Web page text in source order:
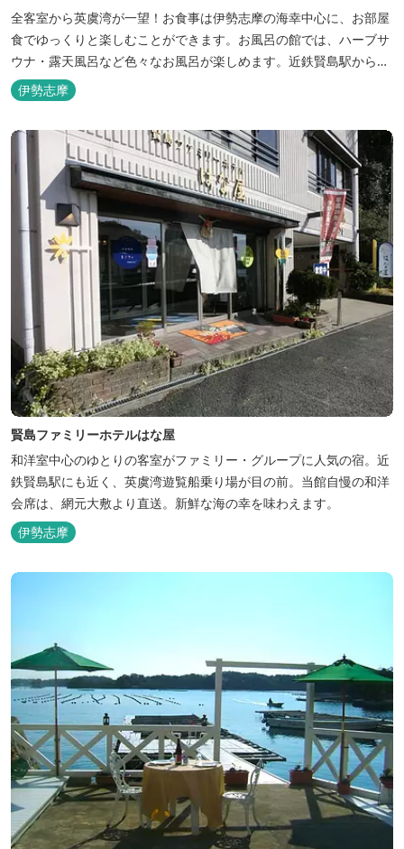
全客室から英虞湾が一望！お食事は伊勢志摩の海幸中心に、お部屋
食でゆっくりと楽しむことができます。お風呂の館では、ハーブサ
ウナ・露天風呂など色々なお風呂が楽しめます。近鉄賢島駅から歩
いて5分と好立地です。
伊勢志摩
賢島ファミリーホテルはな屋
和洋室中心のゆとりの客室がファミリー・グループに人気の宿。近
鉄賢島駅にも近く、英虞湾遊覧船乗り場が目の前。当館自慢の和洋
会席は、網元大敷より直送。新鮮な海の幸を味わえます。
伊勢志摩